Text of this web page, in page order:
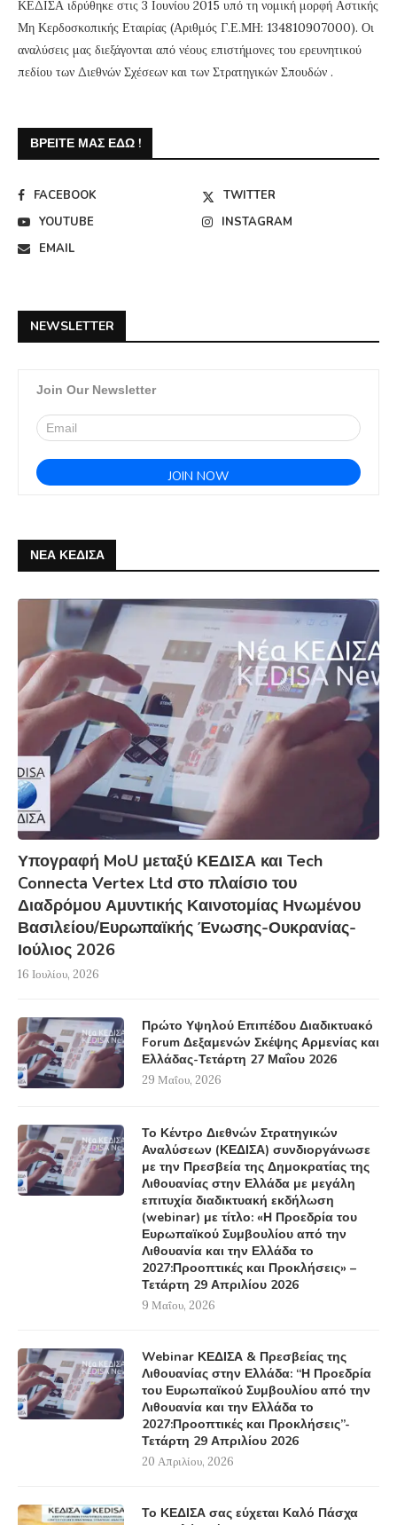
ΚΕΔΙΣΑ ιδρύθηκε στις 3 Ιουνίου 2015 υπό τη νομική μορφή Αστικής
Μη Κερδοσκοπικής Εταιρίας (Αριθμός Γ.Ε.ΜΗ: 134810907000). Οι
αναλύσεις μας διεξάγονται από νέους επιστήμονες του ερευνητικού
πεδίου των Διεθνών Σχέσεων και των Στρατηγικών Σπουδών .
ΒΡΕΊΤΕ ΜΑΣ ΕΔΏ !
FACEBOOK
TWITTER
YOUTUBE
INSTAGRAM
EMAIL
NEWSLETTER
Join Our Newsletter
ΝΕΑ ΚΕΔΙΣΑ
Υπογραφή MoU μεταξύ ΚΕΔΙΣΑ και Tech
Connecta Vertex Ltd στο πλαίσιο του
Διαδρόμου Αμυντικής Καινοτομίας Ηνωμένου
Βασιλείου/Ευρωπαϊκής Ένωσης-Ουκρανίας-
Ιούλιος 2026
16 Ιουλίου, 2026
Πρώτο Υψηλού Επιπέδου Διαδικτυακό
Forum Δεξαμενών Σκέψης Αρμενίας και
Ελλάδας-Τετάρτη 27 Μαΐου 2026
29 Μαΐου, 2026
Το Κέντρο Διεθνών Στρατηγικών
Αναλύσεων (ΚΕΔΙΣΑ) συνδιοργάνωσε
με την Πρεσβεία της Δημοκρατίας της
Λιθουανίας στην Ελλάδα με μεγάλη
επιτυχία διαδικτυακή εκδήλωση
(webinar) με τίτλο: «Η Προεδρία του
Ευρωπαϊκού Συμβουλίου από την
Λιθουανία και την Ελλάδα το
2027:Προοπτικές και Προκλήσεις» –
Τετάρτη 29 Απριλίου 2026
9 Μαΐου, 2026
Webinar ΚΕΔΙΣΑ & Πρεσβείας της
Λιθουανίας στην Ελλάδα: “Η Προεδρία
του Ευρωπαϊκού Συμβουλίου από την
Λιθουανία και την Ελλάδα το
2027:Προοπτικές και Προκλήσεις”-
Τετάρτη 29 Απριλίου 2026
20 Απριλίου, 2026
Το ΚΕΔΙΣΑ σας εύχεται Καλό Πάσχα